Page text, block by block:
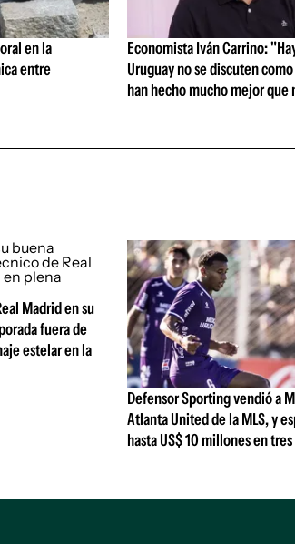
en la
entre
Economista Iván Carrino:
Uruguay no se discuten
han hecho mucho mejor que
Madrid en su
fuera de
estelar en la
Defensor Sporting vendió a
Atlanta United de la MLS, y
hasta US$ 10 millones en